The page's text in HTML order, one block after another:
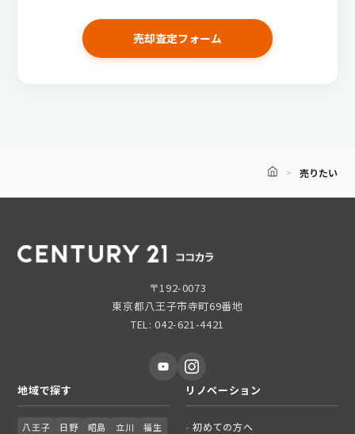
売却査定フォーム
売りたい
〒192-0073
東京都八王子市寺町69番地
TEL: 042-621-4421
地域で探す
八王子 日野 昭島 立川
福生
リノベーション
初めての方へ